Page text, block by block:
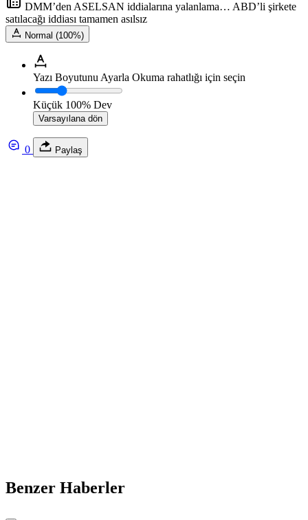
DMM’den ASELSAN iddialarına yalanlama… ABD’li şirkete
satılacağı iddiası tamamen asılsız
Normal (100%)
Yazı Boyutunu Ayarla Okuma rahatlığı için seçin
Küçük 100% Dev
Varsayılana dön
0 Paylaş
Benzer Haberler